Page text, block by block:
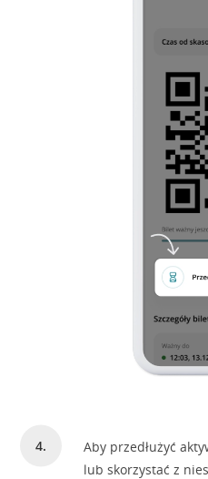
Aby przedłużyć
lub skorzystać z